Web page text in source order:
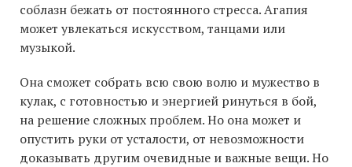
соблазн бежать от постоянного стресса. Агапия
может увлекаться искусством, танцами или
музыкой.
Она сможет собрать всю свою волю и мужество в
кулак, с готовностью и энергией ринуться в бой,
на решение сложных проблем. Но она может и
опустить руки от усталости, от невозможности
доказывать другим очевидные и важные вещи. Но